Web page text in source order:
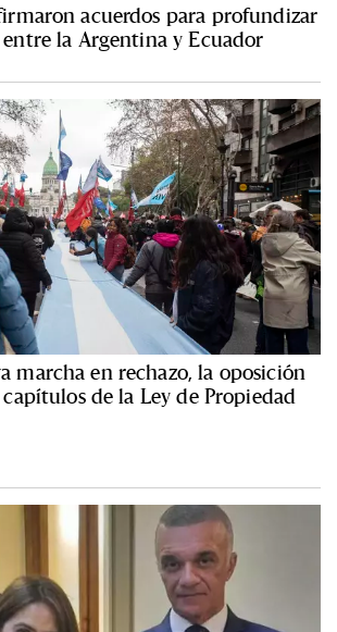
acuerdos para profundizar
la Argentina y Ecuador
marcha en rechazo, la oposición
de la Ley de Propiedad